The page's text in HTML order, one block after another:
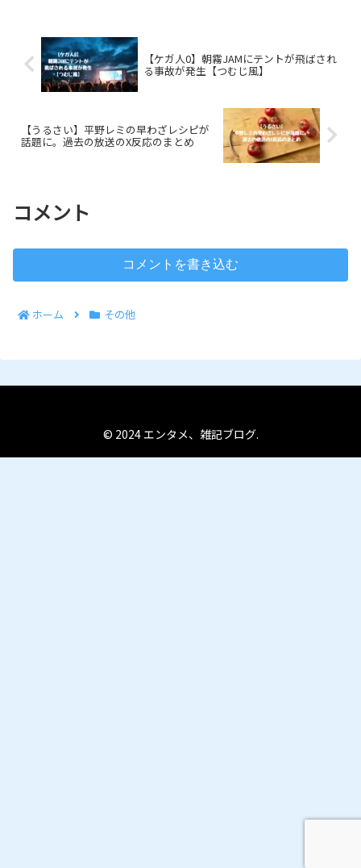
【ケガ人0】朝霧JAMにテントが飛ばされ
る事故が発生【つむじ風】
【うるさい】平野レミの早わざレシピが
話題に。過去の放送のX反応のまとめ
コメント
コメントを書き込む
ホーム その他
© 2024 エンタメ、雑記ブログ.